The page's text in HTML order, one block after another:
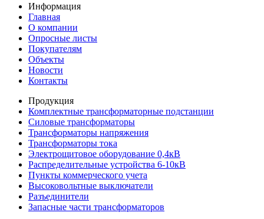
Информация
Главная
О компании
Опросные листы
Покупателям
Объекты
Новости
Контакты
Продукция
Комплектные трансформаторные подстанции
Силовые трансформаторы
Трансформаторы напряжения
Трансформаторы тока
Электрощитовое оборудование 0,4кВ
Распределительные устройства 6-10кВ
Пункты коммерческого учета
Высоковольтные выключатели
Разъединители
Запасные части трансформаторов